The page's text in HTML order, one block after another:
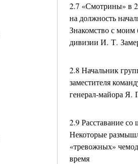
2.7 «Смотрины» в
на должность
Знакомство с
дивизии И. Т.
2.8 Начальник
заместителя
генерал-майора Я.
2.9 Расставание
Некоторые
«тревожных»
время